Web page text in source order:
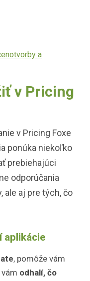
a
v Pricing
v Pricing Foxe
ponúka niekoľko
prebiehajúci
odporúčania
ale aj pre tých, čo
aplikácie
, pomôže vám
vám odhalí, čo